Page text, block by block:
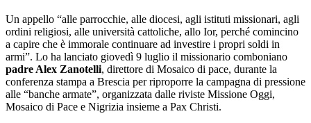
Un appello “alle parrocchie, alle diocesi, agli istituti missionari, agli
ordini religiosi, alle università cattoliche, allo Ior, perché comincino
a capire che è immorale continuare ad investire i propri soldi in
armi”. Lo ha lanciato giovedì 9 luglio il missionario comboniano
padre Alex Zanotelli, direttore di Mosaico di pace, durante la
conferenza stampa a Brescia per riproporre la campagna di pressione
alle “banche armate”, organizzata dalle riviste Missione Oggi,
Mosaico di Pace e Nigrizia insieme a Pax Christi.